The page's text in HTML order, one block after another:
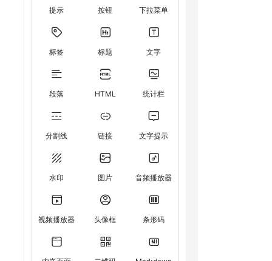
提示 按钮 下拉菜单
标签 标题 文字
段落 HTML 统计栏
分割线 链接 文字提示
水印 图片 音频播放器
视频播放器 头像框 条形码